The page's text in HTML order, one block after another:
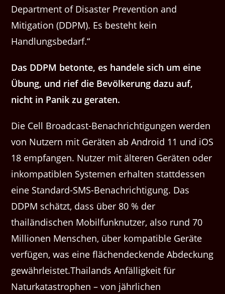
Department of Disaster Prevention and
Mitigation (DDPM). Es besteht kein
Handlungsbedarf.“
Das DDPM betonte, es handele sich um eine
Übung, und rief die Bevölkerung dazu auf,
nicht in Panik zu geraten.
Die Cell Broadcast-Benachrichtigungen werden
von Nutzern mit Geräten ab Android 11 und iOS
18 empfangen. Nutzer mit älteren Geräten oder
inkompatiblen Systemen erhalten stattdessen
eine Standard-SMS-Benachrichtigung. Das
DDPM schätzt, dass über 80 % der
thailändischen Mobilfunknutzer, also rund 70
Millionen Menschen, über kompatible Geräte
verfügen, was eine flächendeckende Abdeckung
gewährleistet.Thailands Anfälligkeit für
Naturkatastrophen – von jährlichen